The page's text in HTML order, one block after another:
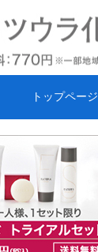
トップページ